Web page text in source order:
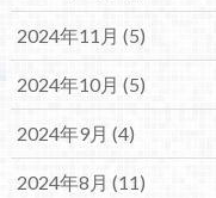
2024年11月 (5)
2024年10月 (5)
2024年9月 (4)
2024年8月 (11)